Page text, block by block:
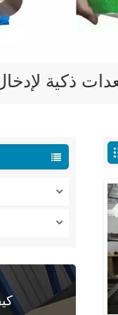
ذكية